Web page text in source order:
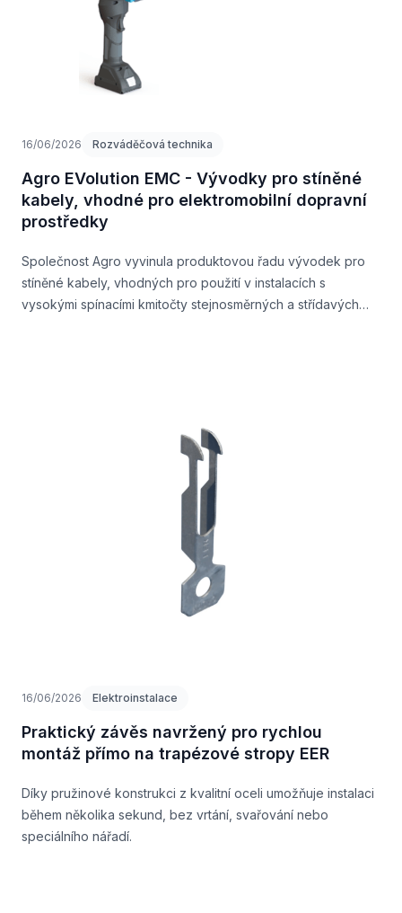
16/06/2026 Rozváděčová technika
Agro EVolution EMC - Vývodky pro stíněné
kabely, vhodné pro elektromobilní dopravní
prostředky
Společnost Agro vyvinula produktovou řadu vývodek pro
stíněné kabely, vhodných pro použití v instalacích s
vysokými spínacími kmitočty stejnosměrných a střídavých
16/06/2026 Elektroinstalace
Praktický závěs navržený pro rychlou
montáž přímo na trapézové stropy EER
Díky pružinové konstrukci z kvalitní oceli umožňuje instalaci
během několika sekund, bez vrtání, svařování nebo
speciálního nářadí.